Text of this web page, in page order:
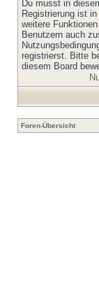
Du musst in
Registrierung ist
weitere
Benutzern auch
registrierst. Bitte
diesem Board
Foren-Übersicht